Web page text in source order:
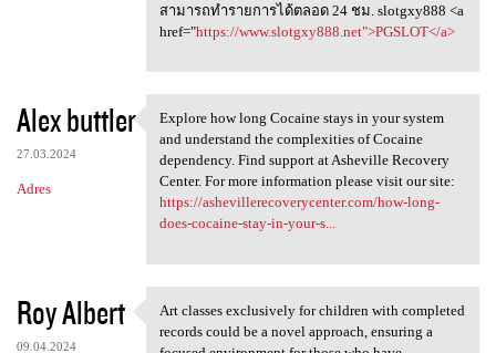
สามารถทำรายการได้ตลอด 24 ชม. slotgxy888 <a
href="https://www.slotgxy888.net">PGSLOT</a>
Alex buttler
27.03.2024
Adres
Explore how long Cocaine
Explore how long Cocaine stays in your system
and understand the complexities of Cocaine
dependency. Find support at Asheville Recovery
Center. For more information please visit our site:
https://ashevillerecoverycenter.com/how-long-
does-cocaine-stay-in-your-s...
Roy Albert
09.04.2024
Art classes exclusively for
Art classes exclusively for children with completed
records could be a novel approach, ensuring a